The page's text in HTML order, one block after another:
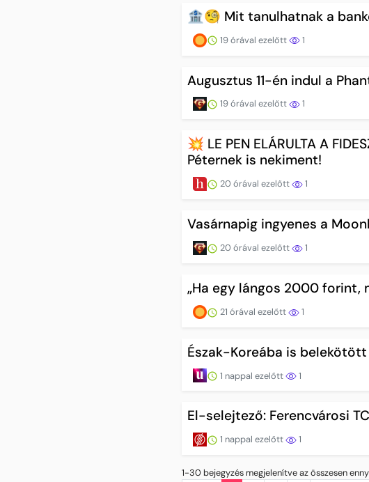
🏦🧐 Mit tanulhatnak a
19 órával ezelőtt 1
Augusztus 11-én indul a
19 órával ezelőtt 1
💥 LE PEN ELÁRULTA A
Péternek is nekiment!
20 órával ezelőtt 1
Vasárnapig ingyenes a
20 órával ezelőtt 1
„Ha egy lángos 2000 forint,
21 órával ezelőtt 1
Észak-Koreába is belekötött
1 nappal ezelőtt 1
El-selejtező: Ferencvárosi
1 nappal ezelőtt 1
1-30 bejegyzés megjelenítve az összesen